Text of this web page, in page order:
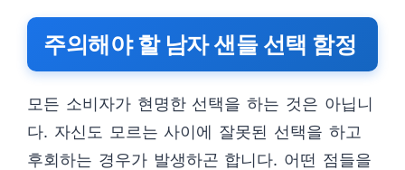
주의해야 할 남자 샌들 선택 함정
모든 소비자가 현명한 선택을 하는 것은 아닙니
다. 자신도 모르는 사이에 잘못된 선택을 하고
후회하는 경우가 발생하곤 합니다. 어떤 점들을